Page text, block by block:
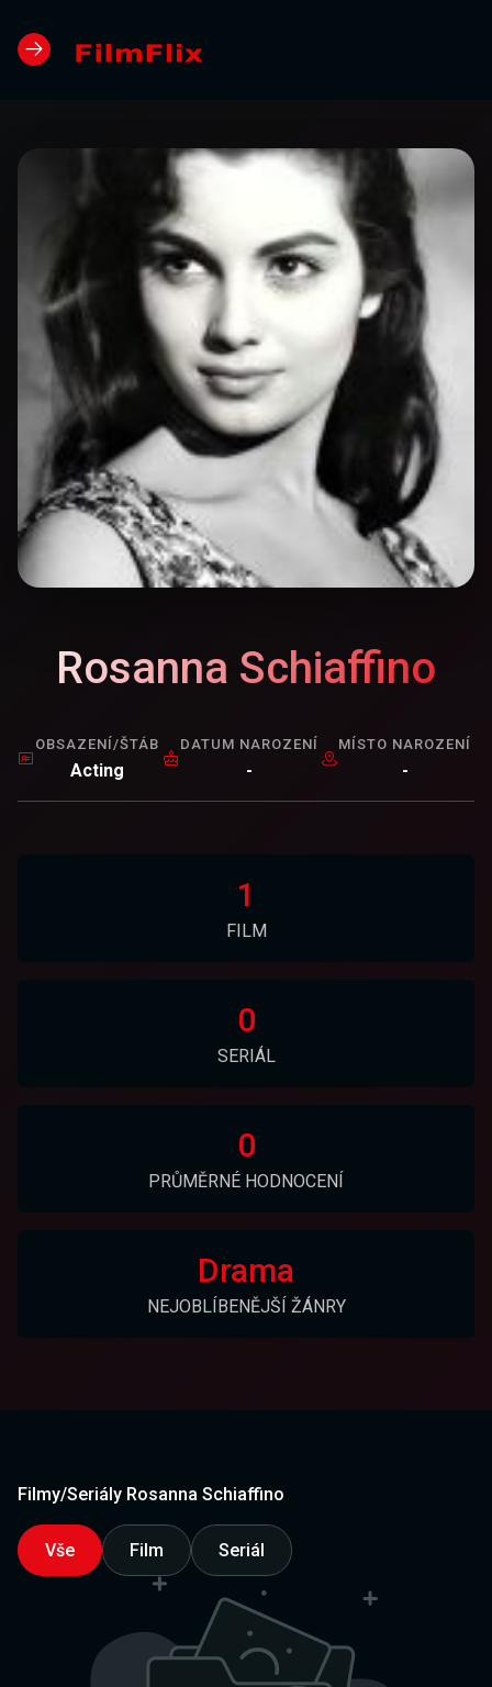
Rosanna Schiaffino
OBSAZENÍ/ŠTÁB
Acting
DATUM NAROZENÍ
-
MÍSTO NAROZENÍ
-
1
FILM
0
SERIÁL
0
PRŮMĚRNÉ HODNOCENÍ
Drama
NEJOBLÍBENĚJŠÍ ŽÁNRY
Filmy/Seriály Rosanna Schiaffino
Vše Film Seriál